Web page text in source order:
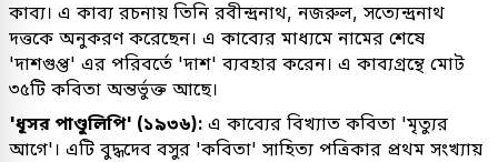
কাব্য। এ কাব্য রচনায় তিনি রবীন্দ্রনাথ, নজরুল, সত্যেন্দ্রনাথ
দত্তকে অনুকরণ করেছেন। এ কাব্যের মাধ্যমে নামের শেষে
'দাশগুপ্ত' এর পরিবর্তে 'দাশ' ব্যবহার করেন। এ কাব্যগ্রন্থে মোট
৩৫টি কবিতা অন্তর্ভুক্ত আছে।
'ধূসর পাণ্ডুলিপি' (১৯৩৬): এ কাব্যের বিখ্যাত কবিতা 'মৃত্যুর
আগে'। এটি বুদ্ধদেব বসুর 'কবিতা' সাহিত্য পত্রিকার প্রথম সংখ্যায়